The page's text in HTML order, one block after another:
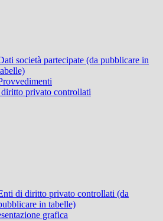
società partecipate (da pubblicare in
privato controllati
di diritto privato controllati (da
in tabelle)
grafica